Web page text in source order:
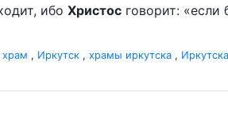
ибо Христос говорит:
храм , Иркутск , храмы иркутска ,